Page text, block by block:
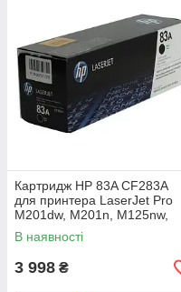
Картридж HP 83A CF283A
для принтера LaserJet Pro
M201dw, M201n, M125nw,
M127fn, M127fw, M125a,
M225dn, M225dw
В наявності
3 998 ₴